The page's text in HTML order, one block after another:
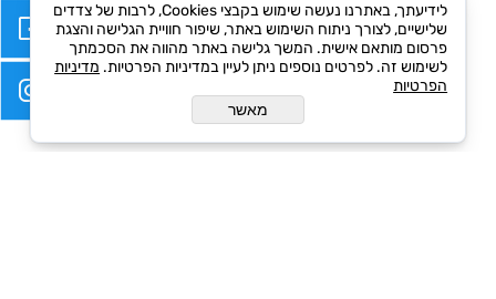
לידיעתך, באתרנו נעשה שימוש בקבצי Cookies, לרבות של צדדים
שלישיים, לצורך ניתוח השימוש באתר, שיפור חוויית הגלישה והצגת
פרסום מותאם אישית. המשך גלישה באתר מהווה את הסכמתך
לשימוש זה. לפרטים נוספים ניתן לעיין במדיניות הפרטיות. מדיניות
הפרטיות
מאשר